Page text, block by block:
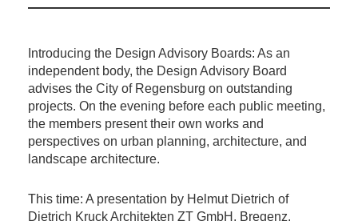
Introducing the Design Advisory Boards: As an
independent body, the Design Advisory Board
advises the City of Regensburg on outstanding
projects. On the evening before each public meeting,
the members present their own works and
perspectives on urban planning, architecture, and
landscape architecture.
This time: A presentation by Helmut Dietrich of
Dietrich Kruck Architekten ZT GmbH, Bregenz.